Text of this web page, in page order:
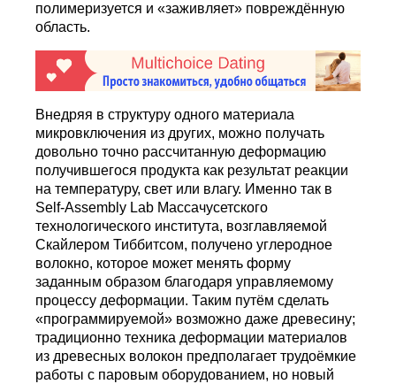
полимеризуется и «заживляет» повреждённую
область.
Внедряя в структуру одного материала
микровключения из других, можно получать
довольно точно рассчитанную деформацию
получившегося продукта как результат реакции
на температуру, свет или влагу. Именно так в
Self-Assembly Lab Массачусетского
технологического института, возглавляемой
Скайлером Тиббитсом, получено углеродное
волокно, которое может менять форму
заданным образом благодаря управляемому
процессу деформации. Таким путём сделать
«программируемой» возможно даже древесину;
традиционно техника деформации материалов
из древесных волокон предполагает трудоёмкие
работы с паровым оборудованием, но новый